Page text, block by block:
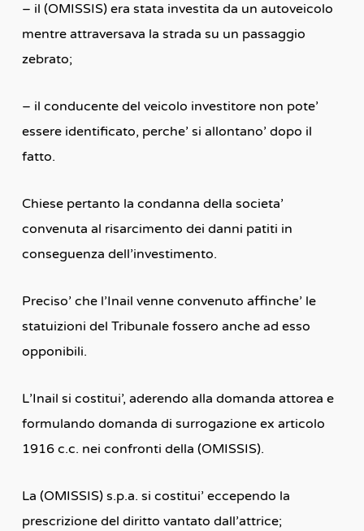
– il (OMISSIS) era stata investita da un autoveicolo
mentre attraversava la strada su un passaggio
zebrato;
– il conducente del veicolo investitore non pote’
essere identificato, perche’ si allontano’ dopo il
fatto.
Chiese pertanto la condanna della societa’
convenuta al risarcimento dei danni patiti in
conseguenza dell’investimento.
Preciso’ che l’Inail venne convenuto affinche’ le
statuizioni del Tribunale fossero anche ad esso
opponibili.
L’Inail si costitui’, aderendo alla domanda attorea e
formulando domanda di surrogazione ex articolo
1916 c.c. nei confronti della (OMISSIS).
La (OMISSIS) s.p.a. si costitui’ eccependo la
prescrizione del diritto vantato dall’attrice;